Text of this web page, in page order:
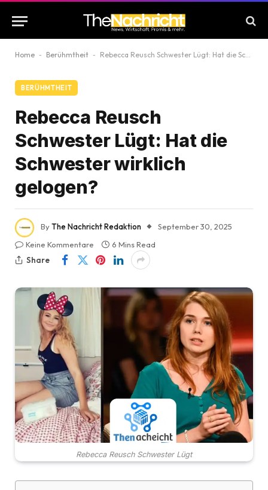
Home - Berühmtheit - Rebecca Reusch Schwester Lügt: Hat die Schwester wirklich gelogen?
BERÜHMTHEIT
Rebecca Reusch
Schwester Lügt: Hat die
Schwester wirklich
gelogen?
ByThe Nachricht Redaktion
September 30, 2025
Keine Kommentare
6 Mins Read
Share
Rebecca Reusch Schwester Lügt